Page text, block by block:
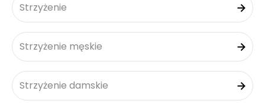
Strzyżenie
Strzyżenie męskie
Strzyżenie damskie